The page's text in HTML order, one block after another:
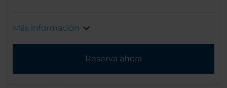
Más información
Reserva ahora